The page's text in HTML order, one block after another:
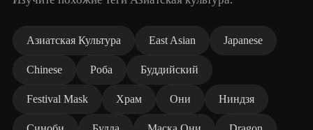
Азиатская Культура East Asian Japanese
Chinese Роба Буддийский
Festival Mask Храм Они Ниндзя